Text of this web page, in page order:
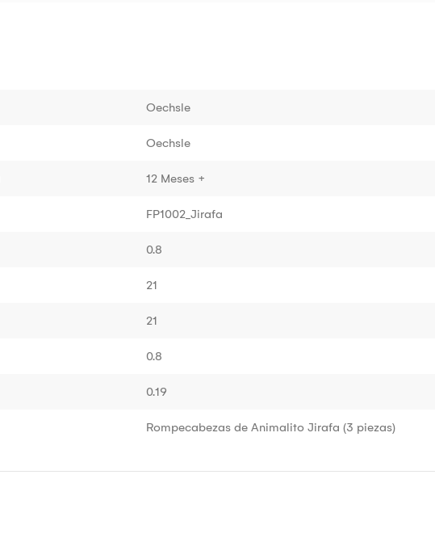
Oechsle
Oechsle
12 Meses +
FP1002_Jirafa
0.8
21
21
0.8
0.19
Rompecabezas de Animalito Jirafa (3 piezas)